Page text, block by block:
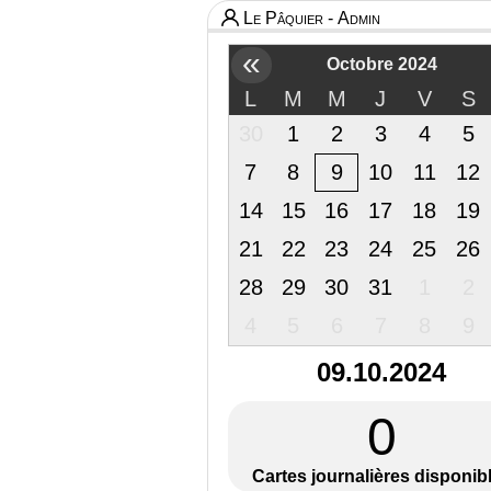
Le Pâquier - Admin
« Octobre 2024
L M M J V
S
1 2 3 4
5
7
8 9 10 11
12
14
15 16 17 18
19
21
22 23 24 25
26
28
29 30 31
09.10.2024
0
Cartes journalières